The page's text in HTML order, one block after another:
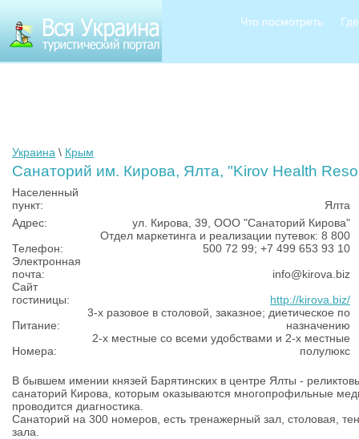
Что посмотреть
Украина \ Крым
Санаторий им. Кирова, Ялта, "Kirov Health
Населенный
пункт:
Ялта
Адрес:
ул. Кирова, 39, ООО "Санаторий Кирова"
Телефон:
Отдел маркетинга и реализации путевок: 8 800
500 72 99; +7 499 653 93 10
Электронная
почта:
info@kirova.biz
Сайт
гостиницы:
http://kirova.biz/
Питание:
3-х разовое в столовой, заказное; диетическое по
назначению
Номера:
2-х местные со всеми удобствами и 2-х местные
полулюкс
В бывшем имении князей Барятинских в центре Ялты -
санаторий Кирова, которым оказываются многопрофильные
проводится диагностика.
Санаторий на 300 номеров, есть тренажерный зал, столовая,
зала.